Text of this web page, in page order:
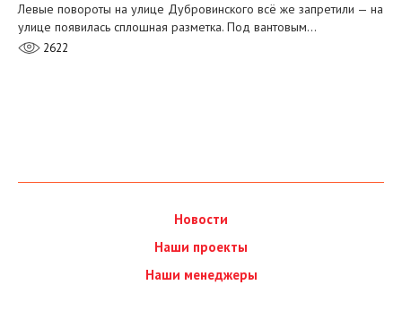
Левые повороты на улице Дубровинского всё же запретили — на
улице появилась сплошная разметка. Под вантовым…
2622
Новости
Наши проекты
Наши менеджеры